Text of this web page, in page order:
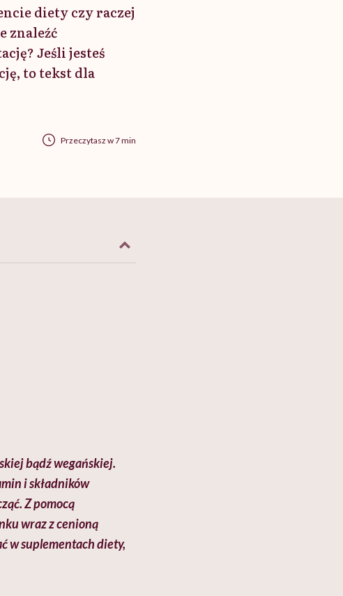
diety czy raczej
znaleźć
Jeśli jesteś
to tekst dla
Przeczytasz w 7 min
bądźwegańskiej.
i składników
Z pomocą
wraz z cenioną
w suplementach diety,